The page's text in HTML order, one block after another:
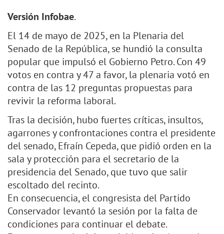
Versión Infobae.
El 14 de mayo de 2025, en la Plenaria del
Senado de la República, se hundió la consulta
popular que impulsó el Gobierno Petro. Con 49
votos en contra y 47 a favor, la plenaria votó en
contra de las 12 preguntas propuestas para
revivir la reforma laboral.
Tras la decisión, hubo fuertes críticas, insultos,
agarrones y confrontaciones contra el presidente
del senado, Efraín Cepeda, que pidió orden en la
sala y protección para el secretario de la
presidencia del Senado, que tuvo que salir
escoltado del recinto.
En consecuencia, el congresista del Partido
Conservador levantó la sesión por la falta de
condiciones para continuar el debate.